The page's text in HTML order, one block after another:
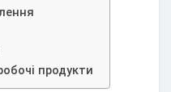
продукти